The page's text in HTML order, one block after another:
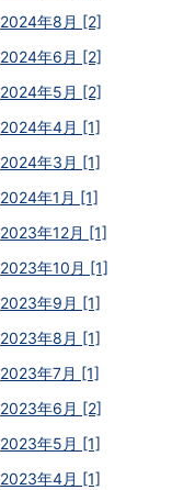
2024年8月 [2]
2024年6月 [2]
2024年5月 [2]
2024年4月 [1]
2024年3月 [1]
2024年1月 [1]
2023年12月 [1]
2023年10月 [1]
2023年9月 [1]
2023年8月 [1]
2023年7月 [1]
2023年6月 [2]
2023年5月 [1]
2023年4月 [1]